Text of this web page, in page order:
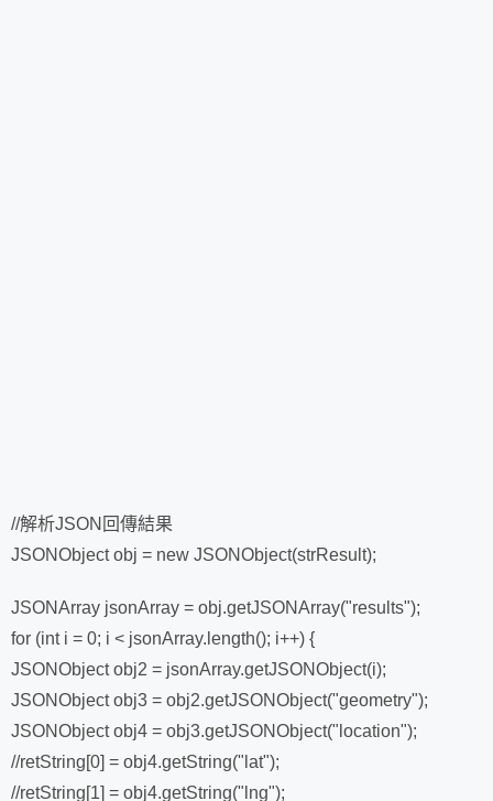
//解析JSON回傳結果
JSONObject obj = new JSONObject(strResult);
JSONArray jsonArray = obj.getJSONArray("results");
for (int i = 0; i < jsonArray.length(); i++) {
JSONObject obj2 = jsonArray.getJSONObject(i);
JSONObject obj3 = obj2.getJSONObject("geometry");
JSONObject obj4 = obj3.getJSONObject("location");
//retString[0] = obj4.getString("lat");
//retString[1] = obj4.getString("lng");